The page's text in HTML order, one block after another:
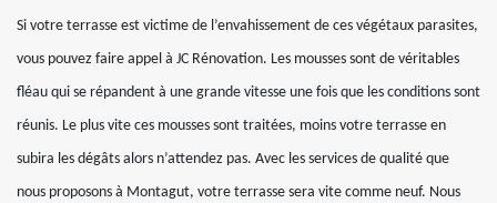
Si votre terrasse est victime de l’envahissement de ces végétaux parasites,
vous pouvez faire appel à JC Rénovation. Les mousses sont de véritables
fléau qui se répandent à une grande vitesse une fois que les conditions sont
réunis. Le plus vite ces mousses sont traitées, moins votre terrasse en
subira les dégâts alors n’attendez pas. Avec les services de qualité que
nous proposons à Montagut, votre terrasse sera vite comme neuf. Nous